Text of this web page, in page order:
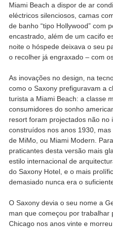
Miami Beach a dispor de ar
eléctricos silenciosos, camas
de banho “tipo Hollywood” com
encastrado, além de um cacifo
noite o hóspede deixava o seu
o recolher já engraxado – com
As inovações no design, na
como o Saxony prefiguravam a
turista a Miami Beach: a classe
consumidores do sonho
resort foram projectados não no
construídos nos anos 1930,
de MiMo, ou Miami Modern.
praticantes desta versão mais
estilo internacional de
do Saxony Hotel, e o mais
demasiado nunca era o
O Saxony devia o seu nome a
man que começou por trabalhar
Chicago nos anos vinte e